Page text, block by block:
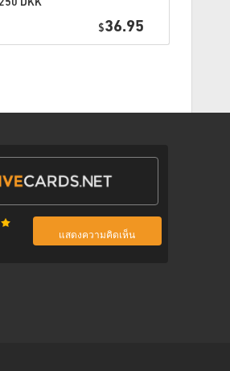
250 DKK
$36.95
แสดงความคิดเห็น